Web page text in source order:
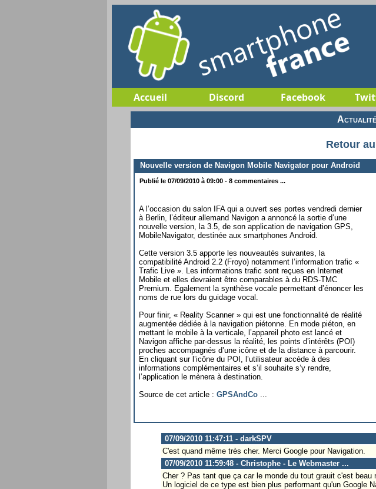
Accueil Discord Facebook
Retour
Nouvelle version de Navigon Mobile Navigator pour Android
Publié le 07/09/2010 à 09:00 - 8 commentaires ...
A l’occasion du salon IFA qui a ouvert ses portes vendredi dernier
à Berlin, l’éditeur allemand Navigon a annoncé la sortie d’une
nouvelle version, la 3.5, de son application de navigation GPS,
MobileNavigator, destinée aux smartphones Android.
Cette version 3.5 apporte les nouveautés suivantes, la
compatibilité Android 2.2 (Froyo) notamment l’information trafic «
Trafic Live ». Les informations trafic sont reçues en Internet
Mobile et elles devraient être comparables à du RDS-TMC
Premium. Egalement la synthèse vocale permettant d’énoncer les
noms de rue lors du guidage vocal.
Pour finir, « Reality Scanner » qui est une fonctionnalité de réalité
augmentée dédiée à la navigation piétonne. En mode piéton, en
mettant le mobile à la verticale, l’appareil photo est lancé et
Navigon affiche par-dessus la réalité, les points d’intérêts (POI)
proches accompagnés d’une icône et de la distance à parcourir.
En cliquant sur l’icône du POI, l’utilisateur accède à des
informations complémentaires et s’il souhaite s’y rendre,
l’application le mènera à destination.
Source de cet article : GPSAndCo
07/09/2010 11:47:11 - darkSPV
C'est quand même très cher. Merci Google pour Navigation.
07/09/2010 11:59:48 - Christophe - Le Webmaster ...
Cher ? Pas tant que ça car le monde du tout grauit c'est
Un logiciel de ce type est bien plus performant qu'un Google